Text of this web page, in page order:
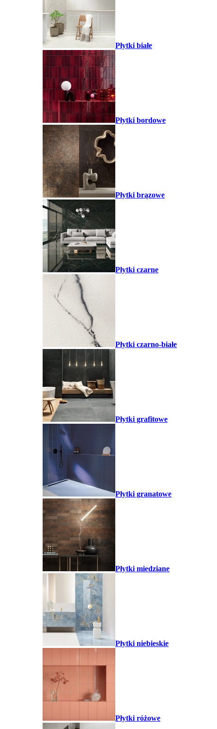
Płytki białe
Płytki bordowe
Płytki brązowe
Płytki czarne
Płytki czarno-białe
Płytki grafitowe
Płytki granatowe
Płytki miedziane
Płytki niebieskie
Płytki różowe